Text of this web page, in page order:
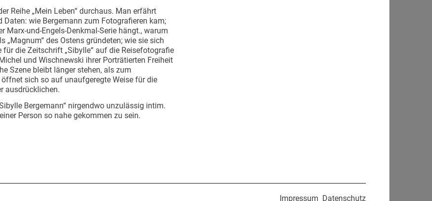
Reihe „Mein Leben“ durchaus. Man erfährt
wie Bergemann zum Fotografieren kam;
Marx-und-Engels-Denkmal-Serie hängt., warum
„Magnum“ des Ostens gründeten; wie sie sich
die Zeitschrift „Sibylle“ auf die Reisefotografie
und Wischnewski ihrer Porträtierten Freiheit
Szene bleibt länger stehen, als zum
sich so auf unaufgeregte Weise für die
ausdrücklichen.
Bergemann“ nirgendwo unzulässig intim.
Person so nahe gekommen zu sein.
Impressum Datenschutz